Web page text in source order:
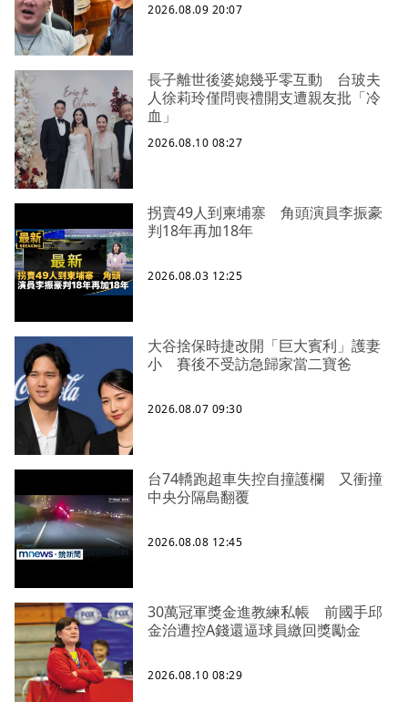
2026.08.09 20:07
長子離世後婆媳幾乎零互動 台玻夫
人徐莉玲僅問喪禮開支遭親友批「冷
血」
2026.08.10 08:27
拐賣49人到柬埔寨 角頭演員李振豪
判18年再加18年
2026.08.03 12:25
大谷捨保時捷改開「巨大賓利」護妻
小 賽後不受訪急歸家當二寶爸
2026.08.07 09:30
台74轎跑超車失控自撞護欄 又衝撞
中央分隔島翻覆
2026.08.08 12:45
30萬冠軍獎金進教練私帳 前國手邱
金治遭控A錢還逼球員繳回獎勵金
2026.08.10 08:29